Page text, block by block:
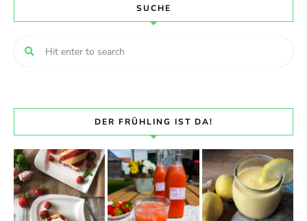
SUCHE
DER FRÜHLING IST DA!